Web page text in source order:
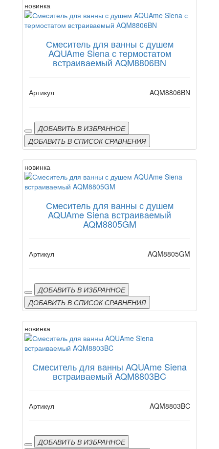
новинка
Смеситель для ванны с душем
AQUAme Siena с термостатом
встраиваемый AQM8806BN
Артикул AQM8806BN
ДОБАВИТЬ В ИЗБРАННОЕ
ДОБАВИТЬ В СПИСОК СРАВНЕНИЯ
новинка
Смеситель для ванны с душем
AQUAme Siena встраиваемый
AQM8805GM
Артикул AQM8805GM
ДОБАВИТЬ В ИЗБРАННОЕ
ДОБАВИТЬ В СПИСОК СРАВНЕНИЯ
новинка
Смеситель для ванны AQUAme Siena
встраиваемый AQM8803BC
Артикул AQM8803BC
ДОБАВИТЬ В ИЗБРАННОЕ